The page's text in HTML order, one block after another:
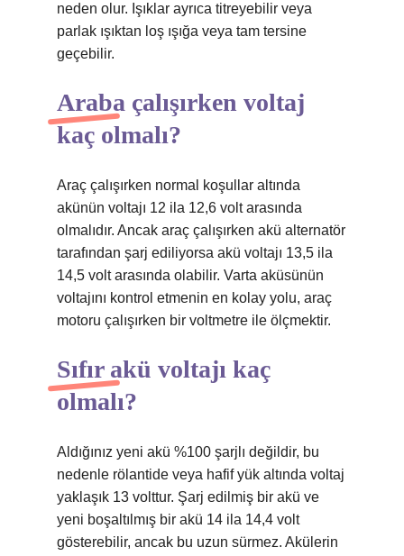
neden olur. Işıklar ayrıca titreyebilir veya
parlak ışıktan loş ışığa veya tam tersine
geçebilir.
Araba çalışırken voltaj
kaç olmalı?
Araç çalışırken normal koşullar altında
akünün voltajı 12 ila 12,6 volt arasında
olmalıdır. Ancak araç çalışırken akü alternatör
tarafından şarj ediliyorsa akü voltajı 13,5 ila
14,5 volt arasında olabilir. Varta aküsünün
voltajını kontrol etmenin en kolay yolu, araç
motoru çalışırken bir voltmetre ile ölçmektir.
Sıfır akü voltajı kaç
olmalı?
Aldığınız yeni akü %100 şarjlı değildir, bu
nedenle rölantide veya hafif yük altında voltaj
yaklaşık 13 volttur. Şarj edilmiş bir akü ve
yeni boşaltılmış bir akü 14 ila 14,4 volt
gösterebilir, ancak bu uzun sürmez. Akülerin